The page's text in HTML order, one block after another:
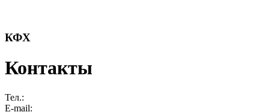
КФХ
Контакты
Тел.:
E-mail: